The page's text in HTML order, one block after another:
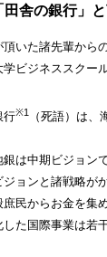
田舎の銀行」
いた諸先輩から
ビジネススクー
行※1
（死語）は
は中期ビジョン
ョンと諸戦略が
庶民からお金を集
た国際事業は若